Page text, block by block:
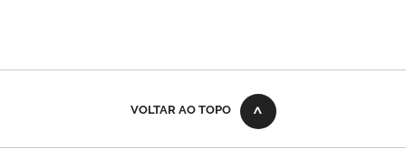
VOLTAR AO TOPO